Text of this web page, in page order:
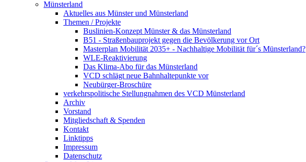
Münsterland
Aktuelles aus Münster und Münsterland
Themen / Projekte
Buslinien-Konzept Münster & das Münsterland
B51 - Straßenbauprojekt gegen die Bevölkerung vor Ort
Masterplan Mobilität 2035+ - Nachhaltige Mobilität für´s Münsterland?
WLE-Reaktivierung
Das Klima-Abo für das Münsterland
VCD schlägt neue Bahnhaltepunkte vor
Neubürger-Broschüre
verkehrspolitische Stellungnahmen des VCD Münsterland
Archiv
Vorstand
Mitgliedschaft & Spenden
Kontakt
Linktipps
Impressum
Datenschutz